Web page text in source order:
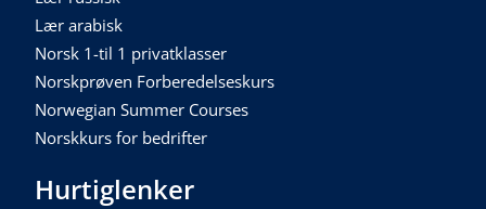
Lær arabisk
Norsk 1-til 1 privatklasser
Norskprøven Forberedelseskurs
Norwegian Summer Courses
Norskkurs for bedrifter
Hurtiglenker